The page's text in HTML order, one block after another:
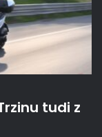
tudi z